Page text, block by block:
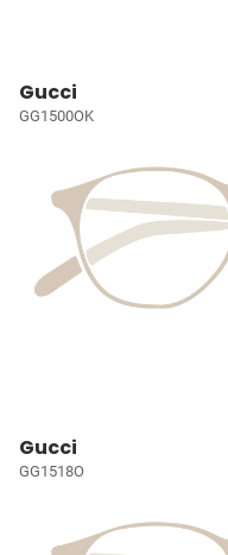
Gucci
GG1500OK
Gucci
GG1518O